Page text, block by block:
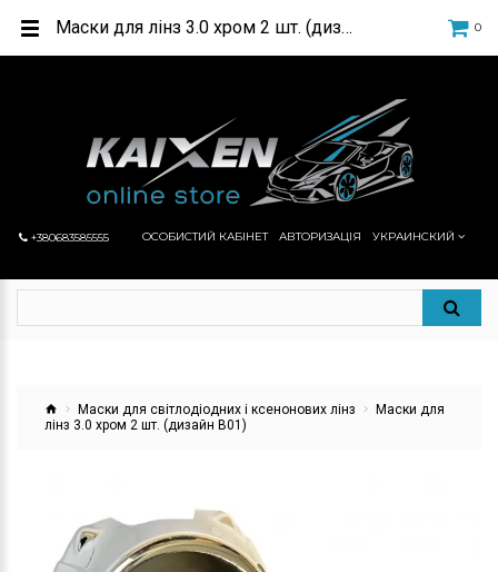
0
ОСОБИСТИЙ КАБІНЕТ
+380683585555 АВТОРИЗАЦІЯ УКРАИНСКИЙ
Маски для світлодіодних і ксенонових лінз
Маски для
лінз 3.0 хром 2 шт. (дизайн B01)
Маски для лінз 3.0 хром 2 шт. (дизайн B01) в інтернет-магазині автосвітла КАЙКСЕН